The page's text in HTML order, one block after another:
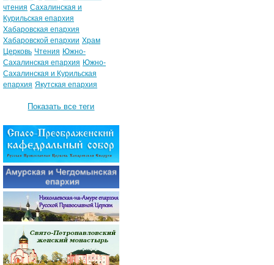
чтения Сахалинская и
Курильская епархия
Хабаровская епархия
Хабаровской епархии Храм
Церковь Чтения Южно-
Сахалинская епархия Южно-
Сахалинская и Курильская
епархия Якутская епархия
Показать все теги